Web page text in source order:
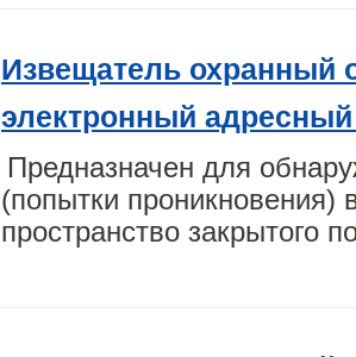
Извещатель охранный
электронный
Предназначен для
(попытки проникновения)
пространство закрытого